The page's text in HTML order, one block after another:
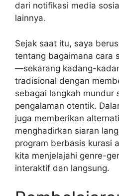
dari notifikasi media
lainnya.
Sejak saat itu, saya
tentang bagaimana cara
—sekarang kadang-
tradisional dengan
sebagai langkah mundur
pengalaman otentik.
juga memberikan
menghadirkan siaran
program berbasis kurasi
kita menjelajahi genre-
interaktif dan langsung.